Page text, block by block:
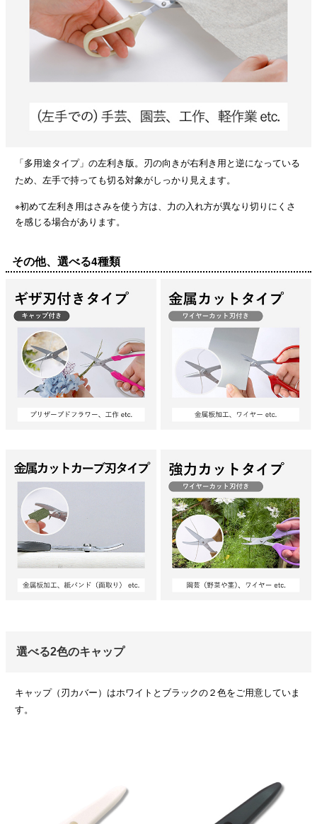
「多用途タイプ」の左利き版。刃の向きが右利き用と逆になっている
ため、左手で持っても切る対象がしっかり見えます。
※初めて左利き用はさみを使う方は、力の入れ方が異なり切りにくさ
を感じる場合があります。
その他、選べる4種類
選べる2色のキャップ
キャップ（刃カバー）はホワイトとブラックの２色をご用意していま
す。